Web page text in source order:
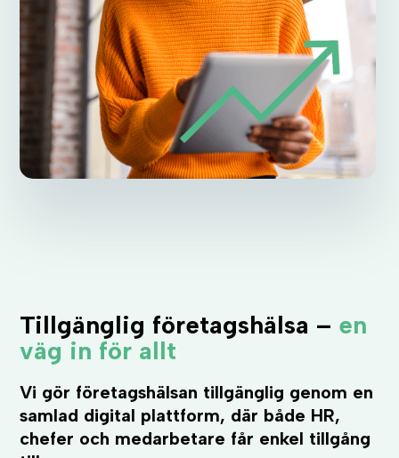
Tillgänglig företagshälsa – en
väg in för allt
Vi gör företagshälsan tillgänglig genom en
samlad digital plattform, där både HR,
chefer och medarbetare får enkel tillgång